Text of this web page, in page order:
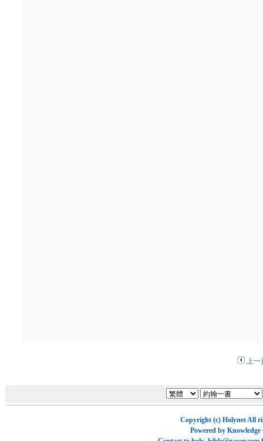
上
Copyright (c) HolynetAll
Powered by Knowledge